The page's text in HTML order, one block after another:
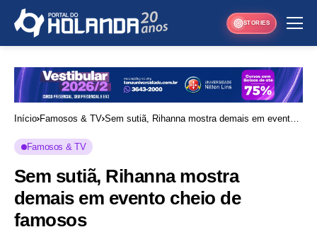
STORIES
Início Famosos & TV Sem sutiã, Rihanna mostra demais em evento
Famosos & TV
Sem sutiã, Rihanna mostra
demais em evento cheio de
famosos